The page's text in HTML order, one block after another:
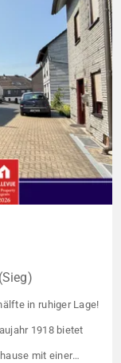
in ruhiger Lage!
1918 bietet
mit einer